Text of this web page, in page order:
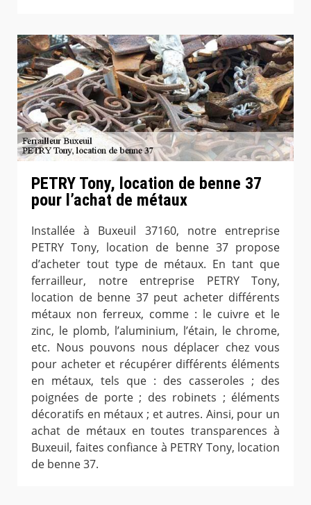
PETRY Tony, location de benne 37
pour l’achat de métaux
Installée à Buxeuil 37160, notre entreprise
PETRY Tony, location de benne 37 propose
d’acheter tout type de métaux. En tant que
ferrailleur, notre entreprise PETRY Tony,
location de benne 37 peut acheter différents
métaux non ferreux, comme : le cuivre et le
zinc, le plomb, l’aluminium, l’étain, le chrome,
etc. Nous pouvons nous déplacer chez vous
pour acheter et récupérer différents éléments
en métaux, tels que : des casseroles ; des
poignées de porte ; des robinets ; éléments
décoratifs en métaux ; et autres. Ainsi, pour un
achat de métaux en toutes transparences à
Buxeuil, faites confiance à PETRY Tony, location
de benne 37.